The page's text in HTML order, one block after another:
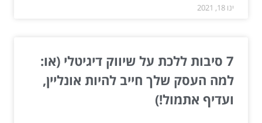
ינו 18, 2021
7 סיבות ללכת על שיווק דיגיטלי (או:
למה העסק שלך חייב להיות אונליין,
ועדיף אתמול!)